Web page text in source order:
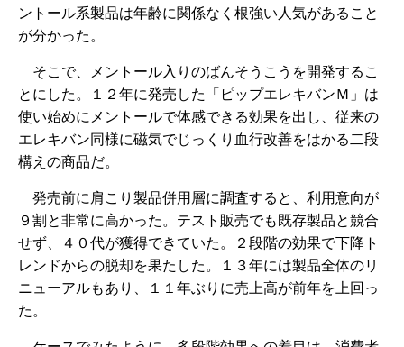
ントール系製品は年齢に関係なく根強い人気があること
が分かった。
そこで、メントール入りのばんそうこうを開発するこ
とにした。１２年に発売した「ピップエレキバンＭ」は
使い始めにメントールで体感できる効果を出し、従来の
エレキバン同様に磁気でじっくり血行改善をはかる二段
構えの商品だ。
発売前に肩こり製品併用層に調査すると、利用意向が
９割と非常に高かった。テスト販売でも既存製品と競合
せず、４０代が獲得できていた。２段階の効果で下降ト
レンドからの脱却を果たした。１３年には製品全体のリ
ニューアルもあり、１１年ぶりに売上高が前年を上回っ
た。